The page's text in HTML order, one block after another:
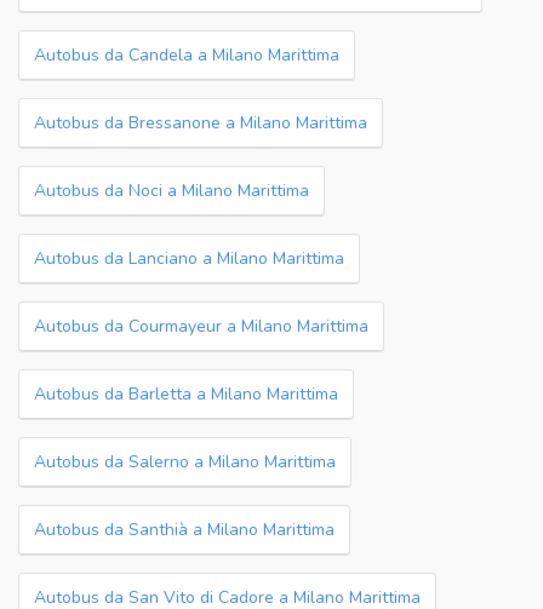
Autobus da Candela a Milano Marittima
Autobus da Bressanone a Milano Marittima
Autobus da Noci a Milano Marittima
Autobus da Lanciano a Milano Marittima
Autobus da Courmayeur a Milano Marittima
Autobus da Barletta a Milano Marittima
Autobus da Salerno a Milano Marittima
Autobus da Santhià a Milano Marittima
Autobus da San Vito di Cadore a Milano Marittima